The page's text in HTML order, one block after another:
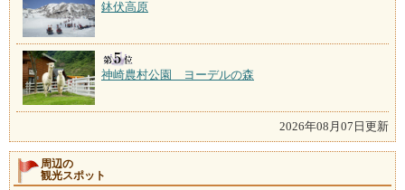
鉢伏高原
神崎農村公園 ヨーデルの森
2026年08月07日更新
周辺の
観光スポット